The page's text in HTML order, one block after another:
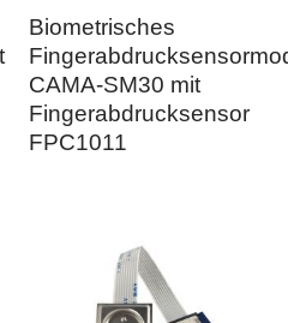
Biometrisches
CAMA-SM30 mit
Fingerabdrucksensor
FPC1011